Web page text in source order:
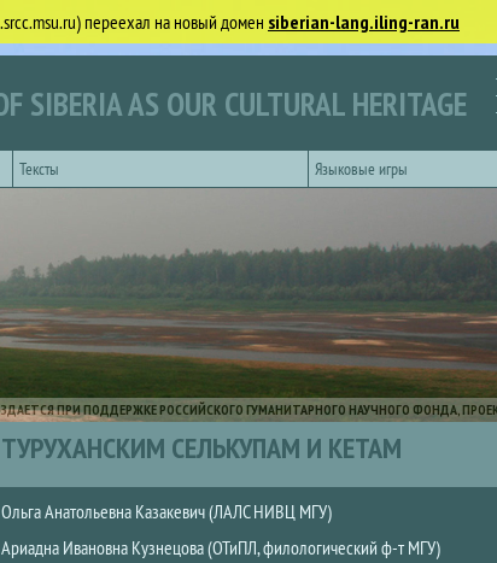
переехал на новый домен siberian-lang.iling-ran.ru
SIBERIA AS OUR CULTURAL HERITAGE
Тексты Языковые игры
ПРИ ПОДДЕРЖКЕ РОССИЙСКОГО ГУМАНИТАРНОГО НАУЧНОГО ФОНДА,
СЕЛЬКУПАМ И КЕТАМ
Ольга Анатольевна Казакевич (ЛАЛС НИВЦ МГУ)
Ариадна Ивановна Кузнецова (ОТиПЛ, филологический ф-т МГУ)